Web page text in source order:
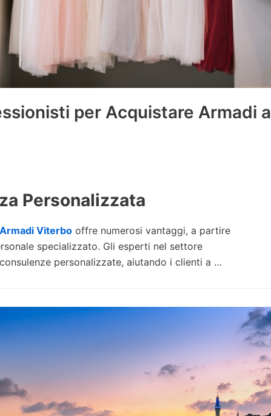
per Acquistare Armadi a
Personalizzata
Armadi Viterbo offre numerosi vantaggi, a partire
specializzato. Gli esperti nel settore
personalizzate, aiutando i clienti a …